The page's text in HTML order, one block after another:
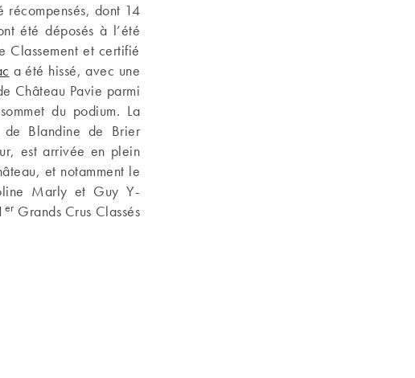
récompensés, dont 14
été déposés à l’été
et certifié
a été hissé, avec une
Château Pavie parmi
du podium. La
Blandine de Brier
est arrivée en plein
et notamment le
Marly et Guy Y-
er Grands Crus Classés